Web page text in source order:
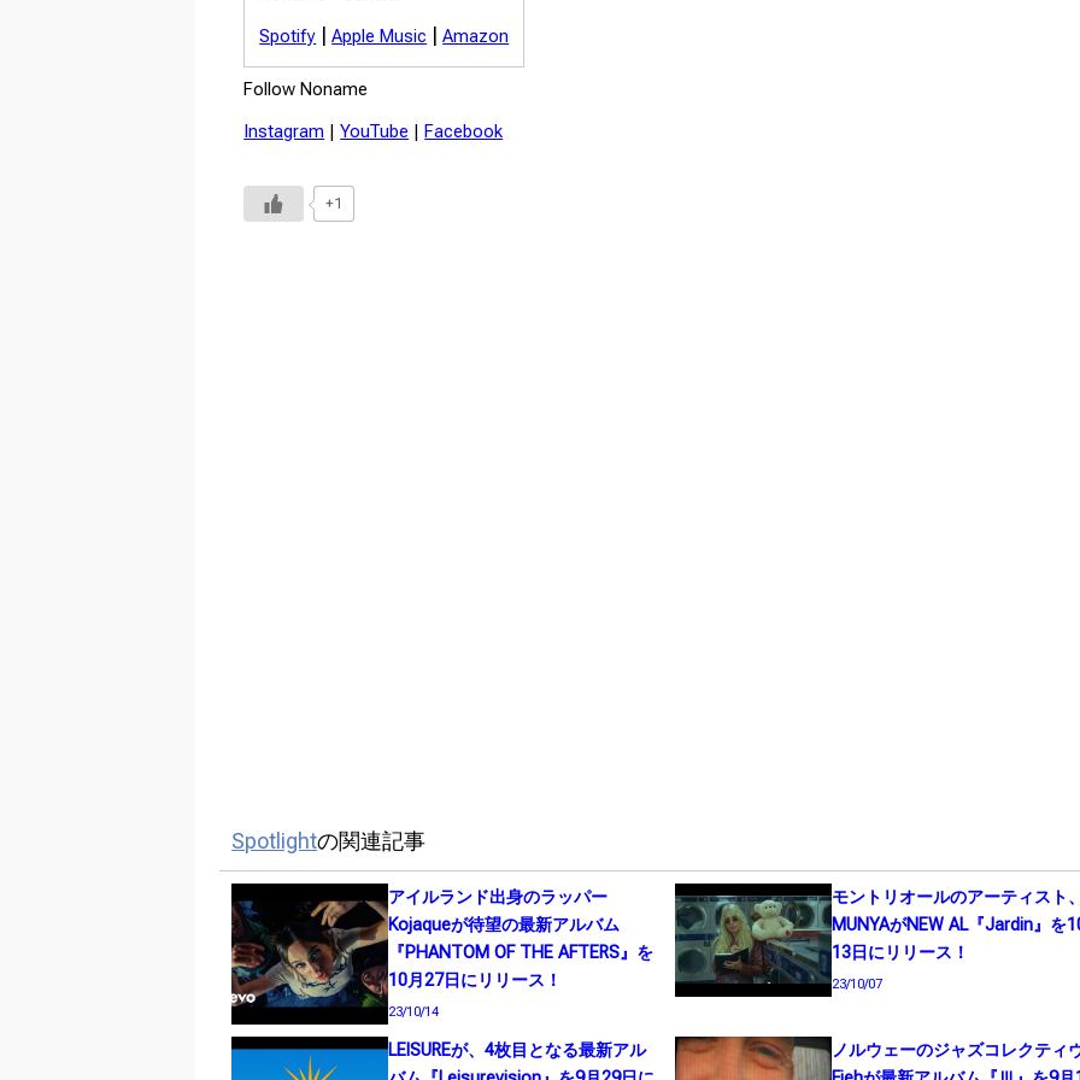
Spotify |Apple Music |Amazon
Follow Noname
Instagram |YouTube |Facebook
+1
Spotlightの関連記事
アイルランド出身のラッパー
Kojaqueが待望の最新アルバム
『PHANTOM OF THE AFTERS』を
10月27日にリリース！
23/10/14
モントリオールのアーティスト、
MUNYAがNEW AL『Jardin』を
13日にリリース！
23/10/07
LEISUREが、4枚目となる最新アル
ノルウェーのジャズコレクティ